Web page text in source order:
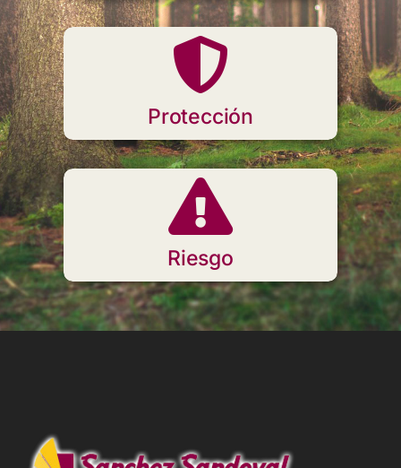
Protección
Riesgo